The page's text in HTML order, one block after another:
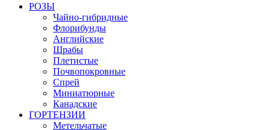
РОЗЫ
Чайно-гибридные
Флорибунды
Английские
Шрабы
Плетистые
Почвопокровные
Спрей
Миниатюрные
Канадские
ГОРТЕНЗИИ
Метельчатые